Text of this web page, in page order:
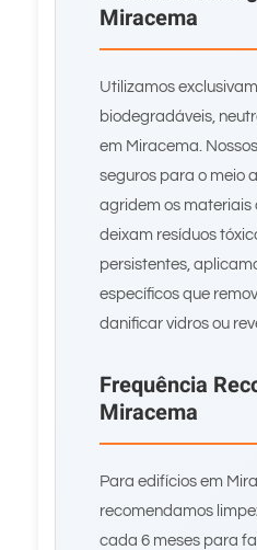
Miracema
Utilizamos
biodegradáveis,
em Miracema.
seguros para o meio
agridem os
deixam resíduos
persistentes,
específicos que
danificar vidros ou
Frequência
Miracema
Para edifícios em
recomendamos
cada 6 meses para